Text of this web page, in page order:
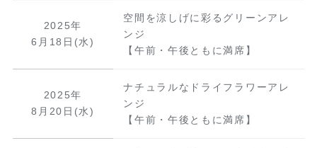
2025年
6月18日(水)
空間を涼しげに彩るグリーンアレ
ンジ
【午前・午後ともに満席】
2025年
8月20日(水)
ナチュラルなドライフラワーアレ
ンジ
【午前・午後ともに満席】